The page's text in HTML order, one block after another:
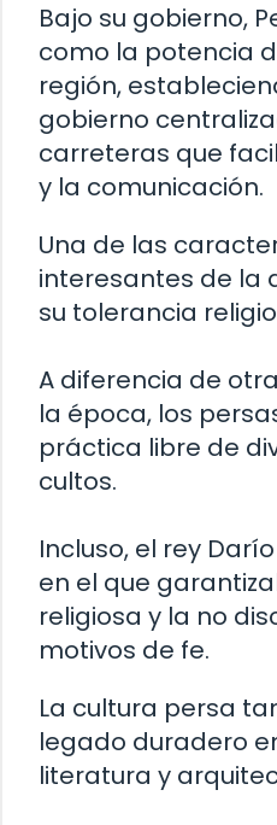
Bajo su gobierno,
como la potencia
región,
gobierno
carreteras que
y la comunicación.
Una de las
interesantes de la
su tolerancia
A diferencia de
la época, los
práctica libre de
cultos.
Incluso, el rey
en el que
religiosa y la no
motivos de fe.
La cultura persa
legado duradero
literatura y